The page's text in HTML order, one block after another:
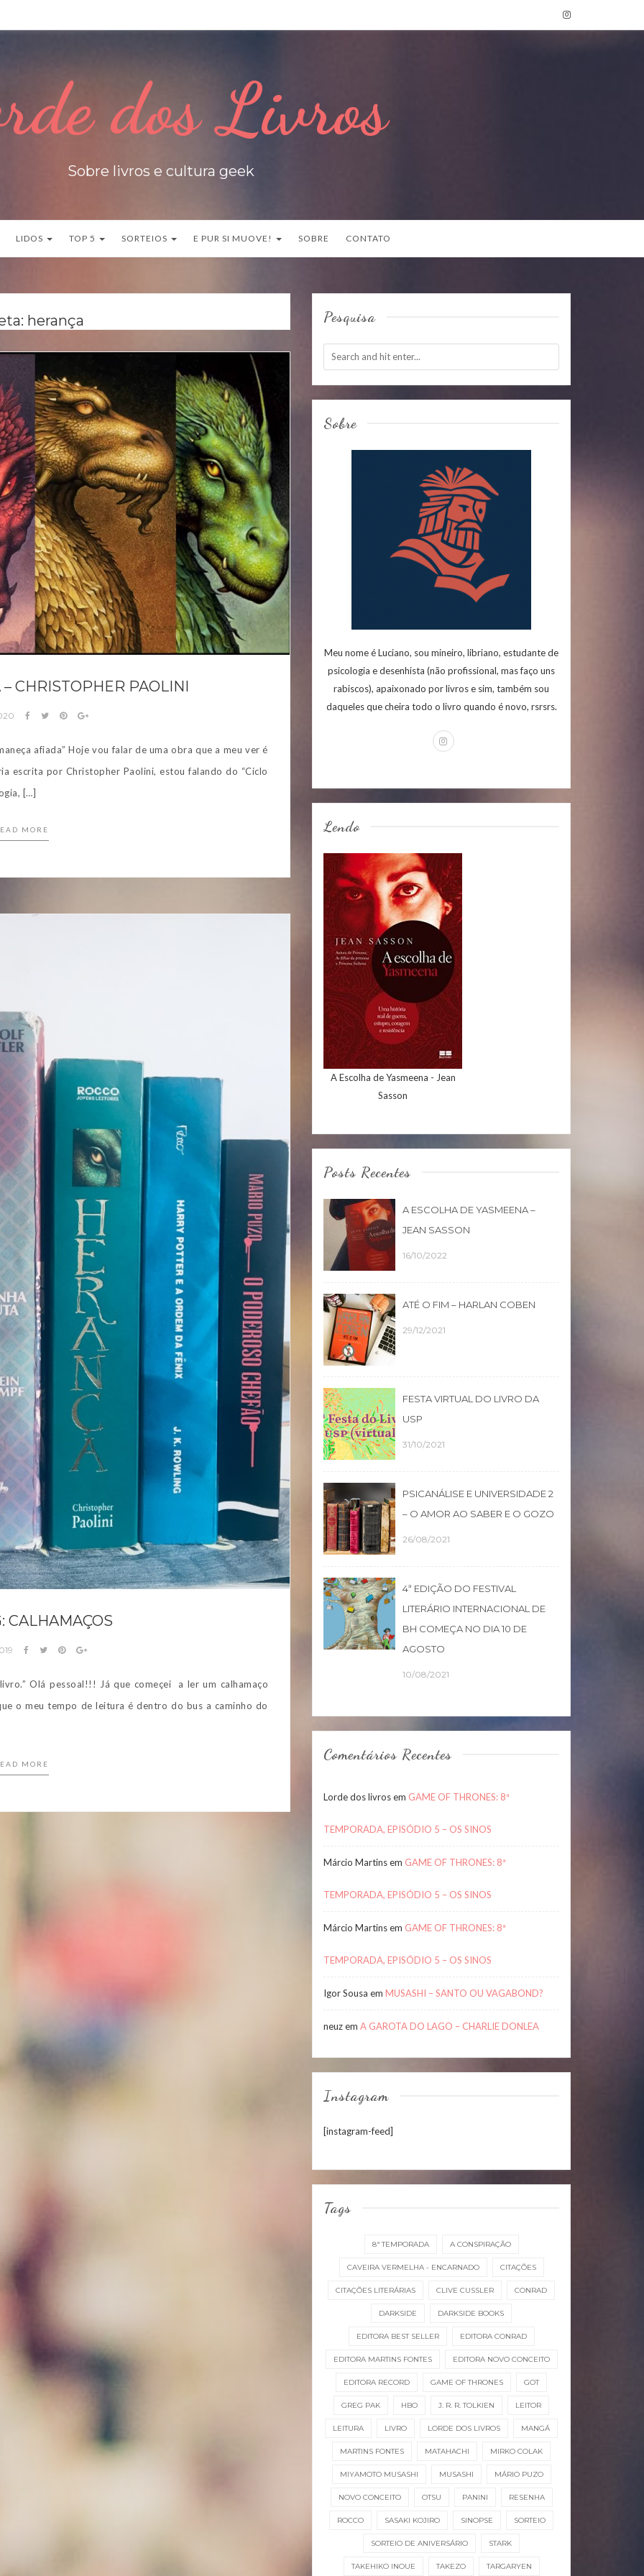
dos Livros
Sobre livros e cultura geek
LIDOS TOP 5 SORTEIOS E PUR SI MUOVE! SOBRE CONTATO
herança
CHRISTOPHER PAOLINI
afiada” Hoje vou falar de uma obra que a meu ver é
escrita por Christopher Paolini, estou falando do “Ciclo
[…]
MORE
CALHAMAÇOS
Olá pessoal!!! Já que começei a ler um calhamaço
o meu tempo de leitura é dentro do bus a caminho do
MORE
Pesquisa
Sobre
Meu nome é Luciano, sou mineiro, libriano, estudante de
psicologia e desenhista (não profissional, mas faço uns
rabiscos), apaixonado por livros e sim, também sou
daqueles que cheira todo o livro quando é novo, rsrsrs.
Lendo
A Escolha de Yasmeena - Jean
Sasson
Posts Recentes
A ESCOLHA DE YASMEENA –
JEAN SASSON
16/10/2022
ATÉ O FIM – HARLAN COBEN
29/12/2021
FESTA VIRTUAL DO LIVRO DA
USP
31/10/2021
PSICANÁLISE E UNIVERSIDADE 2
– O AMOR AO SABER E O GOZO
26/08/2021
4ª EDIÇÃO DO FESTIVAL
LITERÁRIO INTERNACIONAL DE
BH COMEÇA NO DIA 10 DE
AGOSTO
10/08/2021
Comentários Recentes
Lorde dos livrosem GAME OF THRONES: 8ª
TEMPORADA, EPISÓDIO 5 – OS SINOS
Márcio Martinsem GAME OF THRONES: 8ª
TEMPORADA, EPISÓDIO 5 – OS SINOS
Márcio Martinsem GAME OF THRONES: 8ª
TEMPORADA, EPISÓDIO 5 – OS SINOS
Igor Sousa em MUSASHI – SANTO OU VAGABOND?
neuzem A GAROTA DO LAGO – CHARLIE DONLEA
Instagram
[instagram-feed]
Tags
8ª TEMPORADA A CONSPIRAÇÃO
CAVEIRA VERMELHA - ENCARNADO CITAÇÕES
CITAÇÕES LITERÁRIAS CLIVE CUSSLER CONRAD
DARKSIDE DARKSIDE BOOKS
EDITORA BEST SELLER EDITORA CONRAD
EDITORA MARTINS FONTES EDITORA NOVO CONCEITO
EDITORA RECORD GAME OF THRONES GOT
GREG PAK HBO J. R. R. TOLKIEN LEITOR
LEITURA LIVRO LORDE DOS LIVROS MANGÁ
MARTINS FONTES MATAHACHI MIRKO COLAK
MIYAMOTO MUSASHI MUSASHI MÁRIO PUZO
NOVO CONCEITO OTSU PANINI RESENHA
ROCCO SASAKI KOJIRO SINOPSE SORTEIO
SORTEIO DE ANIVERSÁRIO STARK
TAKEHIKO INOUE TAKEZO TARGARYEN